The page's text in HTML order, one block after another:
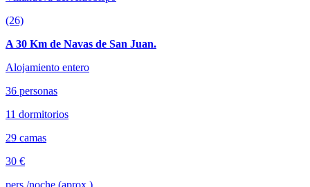
(26)
A 30 Km de Navas de San Juan.
Alojamiento entero
36 personas
11 dormitorios
29 camas
30 €